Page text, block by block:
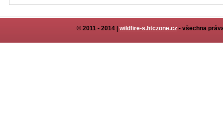
© 2011 - 2014 | wildfire-s.htczone.cz - všechna